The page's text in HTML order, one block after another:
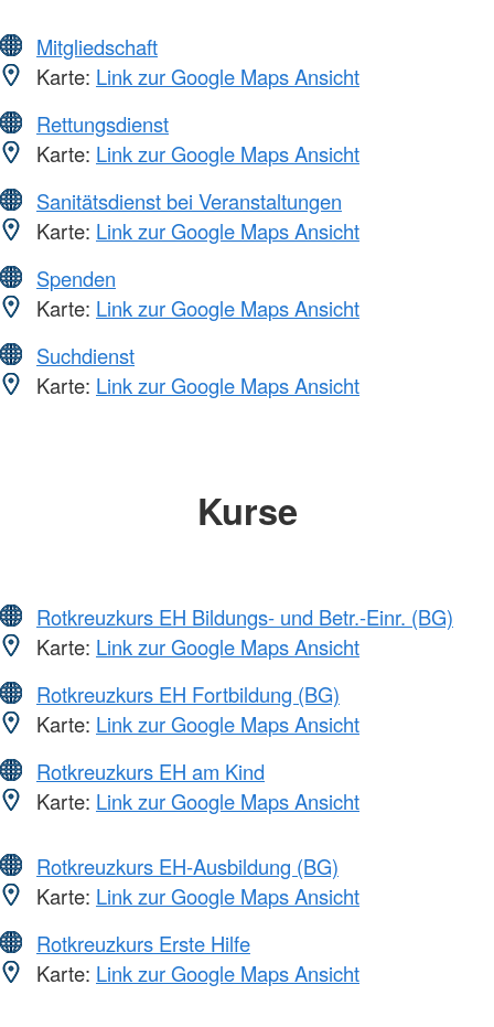
Mitgliedschaft
Karte: Link zur Google Maps Ansicht
Rettungsdienst
Karte: Link zur Google Maps Ansicht
Sanitätsdienst bei Veranstaltungen
Karte: Link zur Google Maps Ansicht
Spenden
Karte: Link zur Google Maps Ansicht
Suchdienst
Karte: Link zur Google Maps Ansicht
Kurse
Rotkreuzkurs EH Bildungs- und Betr.-Einr. (BG)
Karte: Link zur Google Maps Ansicht
Rotkreuzkurs EH Fortbildung (BG)
Karte: Link zur Google Maps Ansicht
Rotkreuzkurs EH am Kind
Karte: Link zur Google Maps Ansicht
Rotkreuzkurs EH-Ausbildung (BG)
Karte: Link zur Google Maps Ansicht
Rotkreuzkurs Erste Hilfe
Karte: Link zur Google Maps Ansicht